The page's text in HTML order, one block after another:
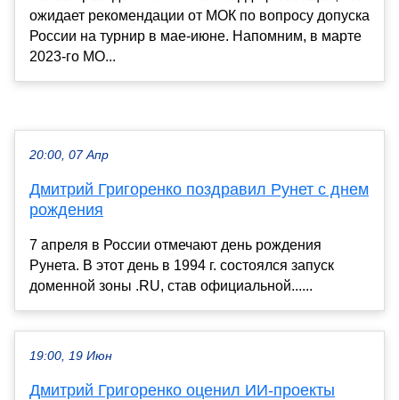
ожидает рекомендации от МОК по вопросу допуска
России на турнир в мае-июне. Напомним, в марте
2023-го МО...
20:00, 07 Апр
Дмитрий Григоренко поздравил Рунет с днем
рождения
7 апреля в России отмечают день рождения
Рунета. В этот день в 1994 г. состоялся запуск
доменной зоны .RU, став официальной......
19:00, 19 Июн
Дмитрий Григоренко оценил ИИ-проекты